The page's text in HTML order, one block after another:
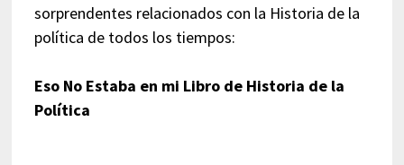
sorprendentes relacionados con la Historia de la
política de todos los tiempos:
Eso No Estaba en mi Libro de Historia de la
Política